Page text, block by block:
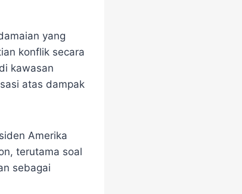
yang
konflik secara
kawasan
atas dampak
Amerika
terutama soal
sebagai